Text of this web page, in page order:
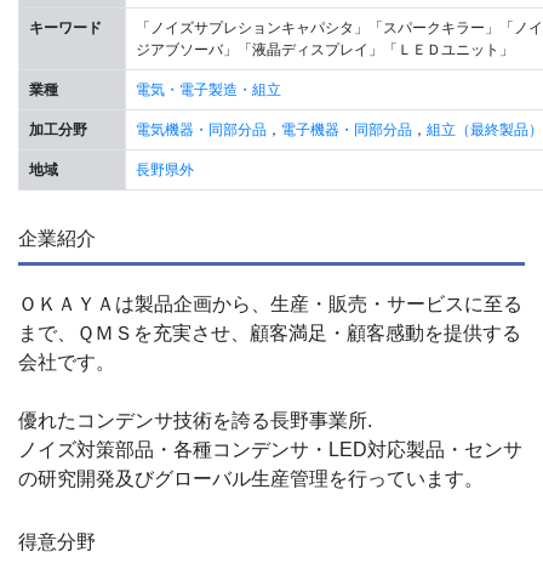
キーワード
「ノイズサプレションキャパシタ」「スパークキラー」「ノ
ジアブソーバ」「液晶ディスプレイ」「ＬＥＤユニット」
業種 電気・電子製造・組立
加工分野 電気機器・同部分品， 電子機器・同部分品， 組立（最終製品）
地域 長野県外
企業紹介
ＯＫＡＹＡは製品企画から、生産・販売・サービスに至る
まで、ＱＭＳを充実させ、顧客満足・顧客感動を提供する
会社です。
優れたコンデンサ技術を誇る長野事業所.
ノイズ対策部品・各種コンデンサ・LED対応製品・センサ
の研究開発及びグローバル生産管理を行っています。
得意分野